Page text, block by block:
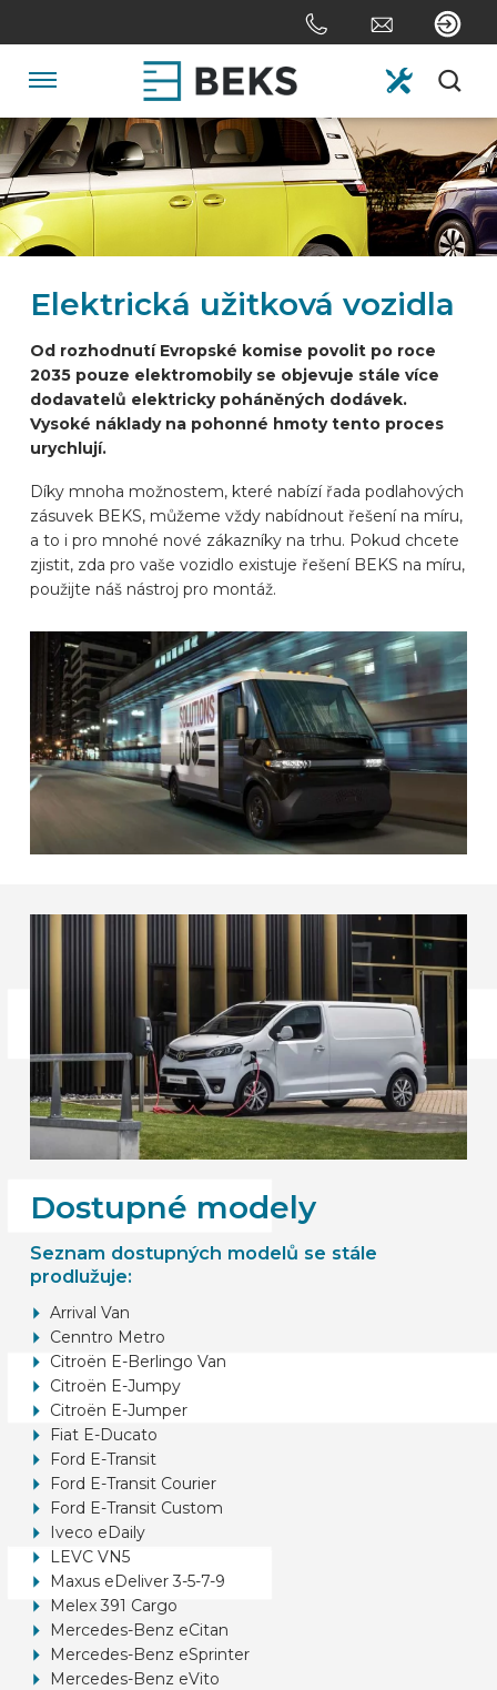
to
content
Jump
to
the
navigation
HOME
O FIRMĚ
SYSTÉMY
NA ZAKÁZKU
ODVĚTVÍ
ZNAČKY AUTOMOBILŮ
KONTAKT
VYBAVIT ONLINE
CS
Elektrická užitková vozidla
Od rozhodnutí Evropské komise povolit po roce
2035 pouze elektromobily se objevuje stále více
dodavatelů elektricky poháněných dodávek.
Vysoké náklady na pohonné hmoty tento proces
urychlují.
Díky mnoha možnostem, které nabízí řada podlahových
zásuvek BEKS, můžeme vždy nabídnout řešení na míru,
a to i pro mnohé nové zákazníky na trhu. Pokud chcete
zjistit, zda pro vaše vozidlo existuje řešení BEKS na míru,
použijte náš nástroj pro montáž.
Dostupné modely
Seznam dostupných modelů se stále
prodlužuje:
Arrival Van
Cenntro Metro
Citroën E-Berlingo Van
Citroën E-Jumpy
Citroën E-Jumper
Fiat E-Ducato
Ford E-Transit
Ford E-Transit Courier
Ford E-Transit Custom
Iveco eDaily
LEVC VN5
Maxus eDeliver 3-5-7-9
Melex 391 Cargo
Mercedes-Benz eCitan
Mercedes-Benz eSprinter
Mercedes-Benz eVito